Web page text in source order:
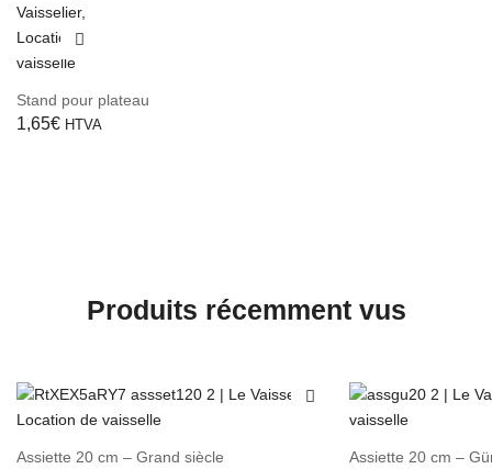
Stand pour plateau
1,65€ HTVA
Produits récemment vus
Assiette 20 cm – Grand siècle Assiette 20 cm –